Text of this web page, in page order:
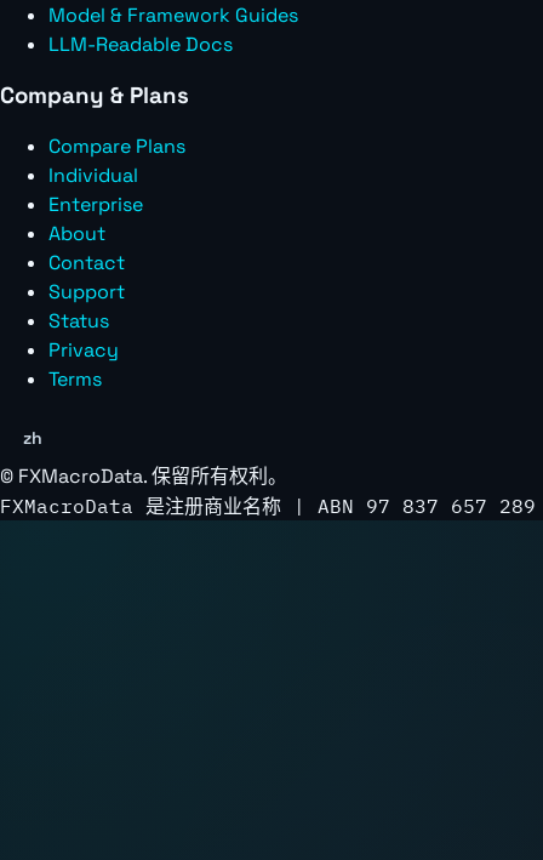
Model & Framework Guides
LLM-Readable Docs
Company & Plans
Compare Plans
Individual
Enterprise
About
Contact
Support
Status
Privacy
Terms
zh
© FXMacroData. 保留所有权利。
FXMacroData 是注册商业名称 | ABN 97 837 657 289